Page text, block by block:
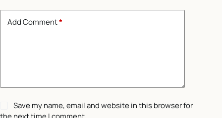
Add Comment*
Save my name, email and website in this browser for